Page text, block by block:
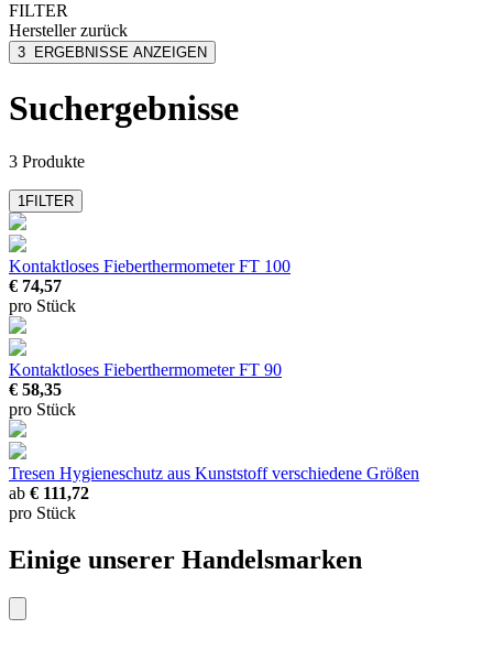
FILTER
Herstellerzurück
Aristo
Geotec
3 ERGEBNISSE ANZEIGEN
Suchergebnisse
3 Produkte
1FILTER
Kontaktloses Fieberthermometer FT 100
€ 74,57
pro Stück
Kontaktloses Fieberthermometer FT 90
€ 58,35
pro Stück
Tresen Hygieneschutz aus Kunststoffverschiedene Größen
ab € 111,72
pro Stück
Einige unserer Handelsmarken